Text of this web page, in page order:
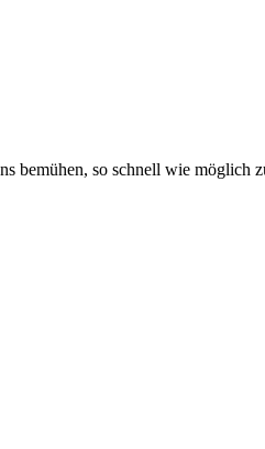
bemühen, so schnell wie möglich